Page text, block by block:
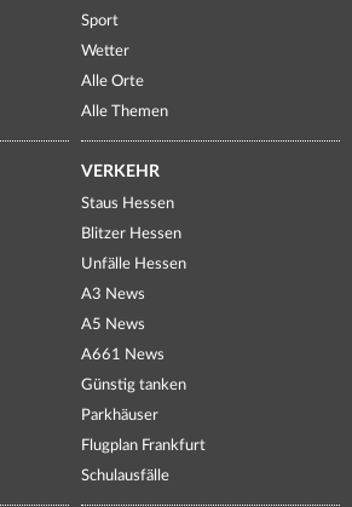
Sport
Wetter
Alle Orte
Alle Themen
VERKEHR
Staus Hessen
Blitzer Hessen
Unfälle Hessen
A3 News
A5 News
A661 News
Günstig tanken
Parkhäuser
Flugplan Frankfurt
Schulausfälle